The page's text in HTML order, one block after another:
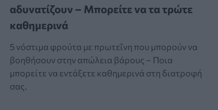
αδυνατίζουν – Μπορείτε να τα τρώτε
καθημερινά
5 νόστιμα φρούτα με πρωτεΐνη που μπορούν να
βοηθήσουν στην απώλεια βάρους – Ποια
μπορείτε να εντάξετε καθημερινά στη διατροφή
σας.